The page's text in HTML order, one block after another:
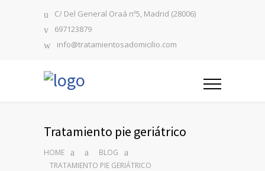
C/ Del General Oraá nº5, Madrid (28006)
697123879
info@tratamientosadomicilio.com
Tratamiento pie geriátrico
HOME
BLOG
TRATAMIENTO PIE GERIÁTRICO